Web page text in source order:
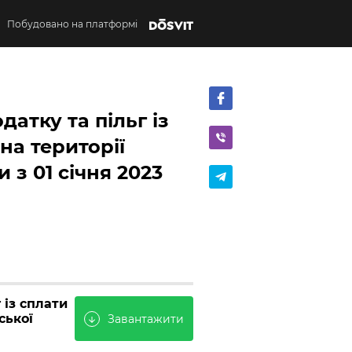
Побудовано на платформі
та пільг із
території
з 01 січня 2023
сплати
arrow_downward Завантажити